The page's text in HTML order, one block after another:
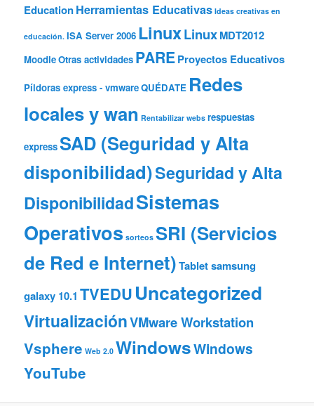
EducationHerramientas Educativas Ideas creativas en
educación. ISA Server 2006 LinuxLinuxMDT2012
MoodleOtras actividades PAREProyectos Educativos
Píldoras express - vmwareQUÉDATE Redes
locales y wan Rentabilizar webs respuestas
expressSAD (Seguridad y Alta
disponibilidad)Seguridad y Alta
DisponibilidadSistemas
Operativos sorteos SRI (Servicios
de Red e Internet)Tablet samsung
galaxy 10.1 TVEDUUncategorized
VirtualizaciónVMware Workstation
Vsphere Web 2.0 WindowsWindows
YouTube